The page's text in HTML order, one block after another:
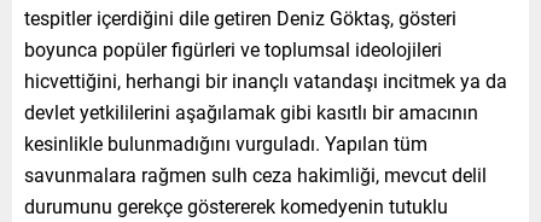
tespitler içerdiğini dile getiren Deniz Göktaş, gösteri
boyunca popüler figürleri ve toplumsal ideolojileri
hicvettiğini, herhangi bir inançlı vatandaşı incitmek ya da
devlet yetkililerini aşağılamak gibi kasıtlı bir amacının
kesinlikle bulunmadığını vurguladı. Yapılan tüm
savunmalara rağmen sulh ceza hakimliği, mevcut delil
durumunu gerekçe göstererek komedyenin tutuklu